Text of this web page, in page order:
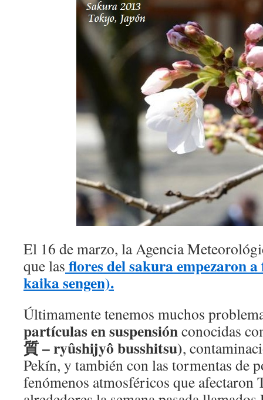
El 16 de marzo, la Agencia
que las flores del sakuraempezaron
kaika sengen).
Últimamente tenemos muchos
partículas en suspensiónconocidas
質 – ryûshijyô busshitsu),
Pekín, y también con las tormentas de
fenómenos atmosféricos que afectaron